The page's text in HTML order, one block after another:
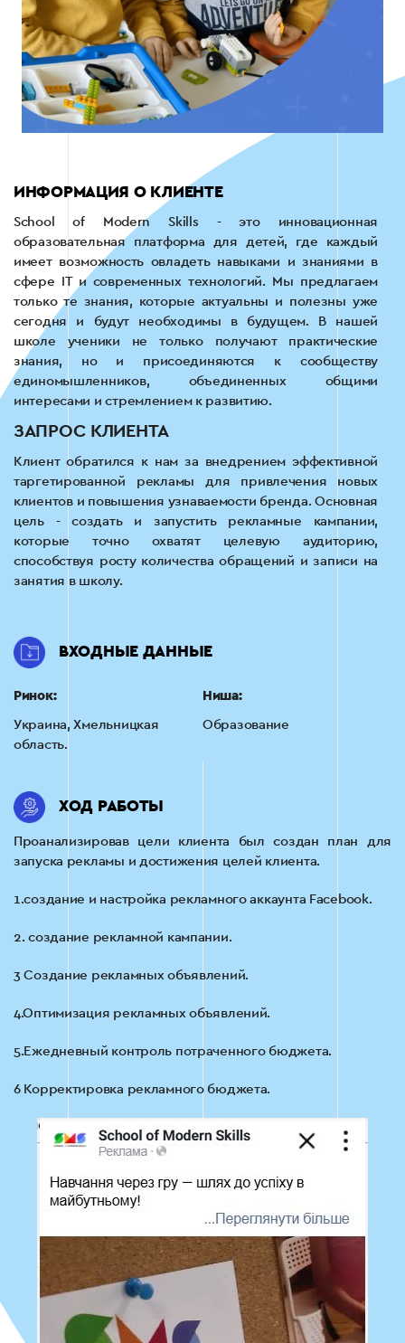
ИНФОРМАЦИЯ О КЛИЕНТЕ
School of Modern Skills - это инновационная
образовательная платформа для детей, где каждый
имеет возможность овладеть навыками и знаниями в
сфере IT и современных технологий. Мы предлагаем
только те знания, которые актуальны и полезны уже
сегодня и будут необходимы в будущем. В нашей
школе ученики не только получают практические
знания, но и присоединяются к сообществу
единомышленников, объединенных общими
интересами и стремлением к развитию.
ЗАПРОС КЛИЕНТА
Клиент обратился к нам за внедрением эффективной
таргетированной рекламы для привлечения новых
клиентов и повышения узнаваемости бренда. Основная
цель - создать и запустить рекламные кампании,
которые точно охватят целевую аудиторию,
способствуя росту количества обращений и записи на
занятия в школу.
ВХОДНЫЕ ДАННЫЕ
Ринок:
Украина, Хмельницкая
область.
Ниша:
Образование
ХОД РАБОТЫ
Проанализировав цели клиента был создан план для
запуска рекламы и достижения целей клиента.
1.создание и настройка рекламного аккаунта Facebook.
2. создание рекламной кампании.
3 Создание рекламных объявлений.
4.Оптимизация рекламных объявлений.
5.Ежедневный контроль потраченного бюджета.
6 Корректировка рекламного бюджета.